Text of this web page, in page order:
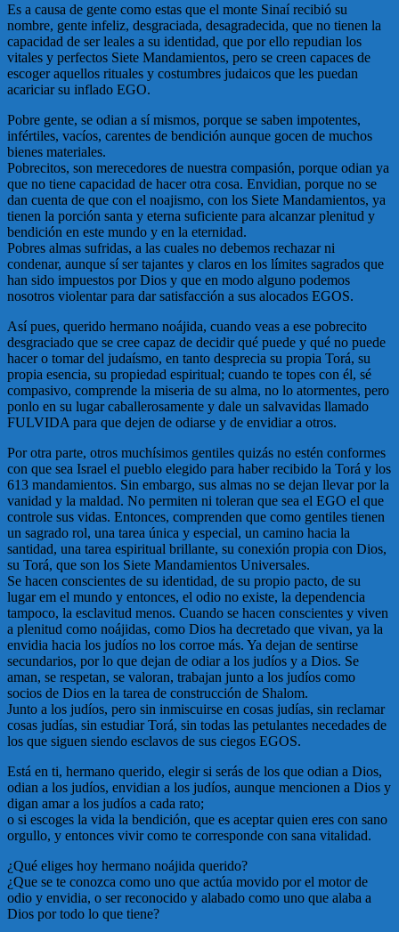
Es a causa de gente como estas que el monte Sinaí recibió su
nombre, gente infeliz, desgraciada, desagradecida, que no tienen la
capacidad de ser leales a su identidad, que por ello repudian los
vitales y perfectos Siete Mandamientos, pero se creen capaces de
escoger aquellos rituales y costumbres judaicos que les puedan
acariciar su inflado EGO.
Pobre gente, se odian a sí mismos, porque se saben impotentes,
infértiles, vacíos, carentes de bendición aunque gocen de muchos
bienes materiales.
Pobrecitos, son merecedores de nuestra compasión, porque odian ya
que no tiene capacidad de hacer otra cosa. Envidian, porque no se
dan cuenta de que con el noajismo, con los Siete Mandamientos, ya
tienen la porción santa y eterna suficiente para alcanzar plenitud y
bendición en este mundo y en la eternidad.
Pobres almas sufridas, a las cuales no debemos rechazar ni
condenar, aunque sí ser tajantes y claros en los límites sagrados que
han sido impuestos por Dios y que en modo alguno podemos
nosotros violentar para dar satisfacción a sus alocados EGOS.
Así pues, querido hermano noájida, cuando veas a ese pobrecito
desgraciado que se cree capaz de decidir qué puede y qué no puede
hacer o tomar del judaísmo, en tanto desprecia su propia Torá, su
propia esencia, su propiedad espiritual; cuando te topes con él, sé
compasivo, comprende la miseria de su alma, no lo atormentes, pero
ponlo en su lugar caballerosamente y dale un salvavidas llamado
FULVIDA para que dejen de odiarse y de envidiar a otros.
Por otra parte, otros muchísimos gentiles quizás no estén conformes
con que sea Israel el pueblo elegido para haber recibido la Torá y los
613 mandamientos. Sin embargo, sus almas no se dejan llevar por la
vanidad y la maldad. No permiten ni toleran que sea el EGO el que
controle sus vidas. Entonces, comprenden que como gentiles tienen
un sagrado rol, una tarea única y especial, un camino hacia la
santidad, una tarea espiritual brillante, su conexión propia con Dios,
su Torá, que son los Siete Mandamientos Universales.
Se hacen conscientes de su identidad, de su propio pacto, de su
lugar em el mundo y entonces, el odio no existe, la dependencia
tampoco, la esclavitud menos. Cuando se hacen conscientes y viven
a plenitud como noájidas, como Dios ha decretado que vivan, ya la
envidia hacia los judíos no los corroe más. Ya dejan de sentirse
secundarios, por lo que dejan de odiar a los judíos y a Dios. Se
aman, se respetan, se valoran, trabajan junto a los judíos como
socios de Dios en la tarea de construcción de Shalom.
Junto a los judíos, pero sin inmiscuirse en cosas judías, sin reclamar
cosas judías, sin estudiar Torá, sin todas las petulantes necedades de
los que siguen siendo esclavos de sus ciegos EGOS.
Está en ti, hermano querido, elegir si serás de los que odian a Dios,
odian a los judíos, envidian a los judíos, aunque mencionen a Dios y
digan amar a los judíos a cada rato;
o si escoges la vida la bendición, que es aceptar quien eres con sano
orgullo, y entonces vivir como te corresponde con sana vitalidad.
¿Qué eliges hoy hermano noájida querido?
¿Que se te conozca como uno que actúa movido por el motor de
odio y envidia, o ser reconocido y alabado como uno que alaba a
Dios por todo lo que tiene?